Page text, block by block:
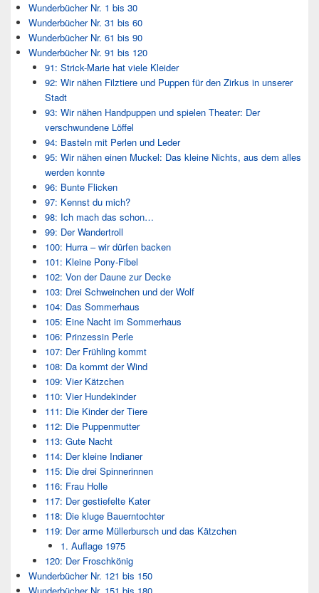
Wunderbücher Nr. 1 bis 30
Wunderbücher Nr. 31 bis 60
Wunderbücher Nr. 61 bis 90
Wunderbücher Nr. 91 bis 120
91: Strick-Marie hat viele Kleider
92: Wir nähen Filztiere und Puppen für den Zirkus in unserer
Stadt
93: Wir nähen Handpuppen und spielen Theater: Der
verschwundene Löffel
94: Basteln mit Perlen und Leder
95: Wir nähen einen Muckel: Das kleine Nichts, aus dem alles
werden konnte
96: Bunte Flicken
97: Kennst du mich?
98: Ich mach das schon…
99: Der Wandertroll
100: Hurra – wir dürfen backen
101: Kleine Pony-Fibel
102: Von der Daune zur Decke
103: Drei Schweinchen und der Wolf
104: Das Sommerhaus
105: Eine Nacht im Sommerhaus
106: Prinzessin Perle
107: Der Frühling kommt
108: Da kommt der Wind
109: Vier Kätzchen
110: Vier Hundekinder
111: Die Kinder der Tiere
112: Die Puppenmutter
113: Gute Nacht
114: Der kleine Indianer
115: Die drei Spinnerinnen
116: Frau Holle
117: Der gestiefelte Kater
118: Die kluge Bauerntochter
119: Der arme Müllerbursch und das Kätzchen
1. Auflage 1975
120: Der Froschkönig
Wunderbücher Nr. 121 bis 150